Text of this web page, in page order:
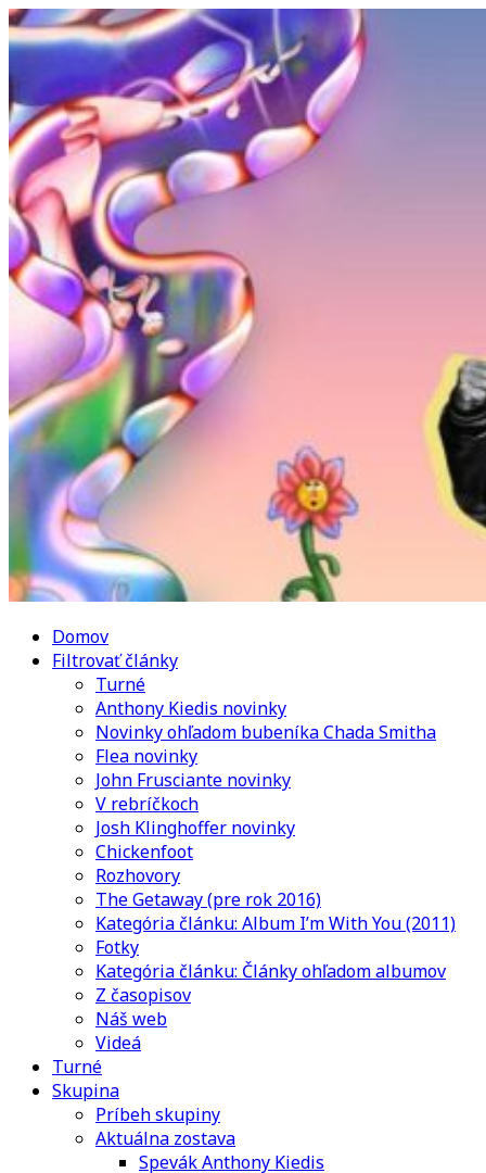
Domov
Filtrovať články
Turné
Anthony Kiedis novinky
Novinky ohľadom bubeníka Chada Smitha
Flea novinky
John Frusciante novinky
V rebríčkoch
Josh Klinghoffer novinky
Chickenfoot
Rozhovory
The Getaway (pre rok 2016)
Kategória článku: Album I’m With You (2011)
Fotky
Kategória článku: Články ohľadom albumov
Z časopisov
Náš web
Videá
Turné
Skupina
Príbeh skupiny
Aktuálna zostava
Spevák Anthony Kiedis